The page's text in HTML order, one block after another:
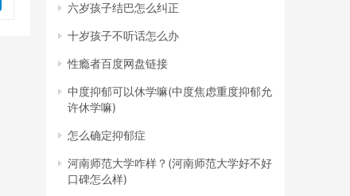
六岁孩子结巴怎么纠正
十岁孩子不听话怎么办
性瘾者百度网盘链接
中度抑郁可以休学嘛(中度焦虑重度抑郁允
许休学嘛)
怎么确定抑郁症
河南师范大学咋样？(河南师范大学好不好
口碑怎么样)